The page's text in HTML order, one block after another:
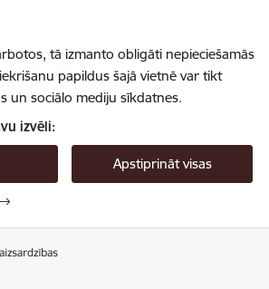
tā izmanto obligāti nepieciešamās
papildus šajā vietnē var tikt
un sociālo mediju sīkdatnes.
izvēli:
Apstiprināt visas